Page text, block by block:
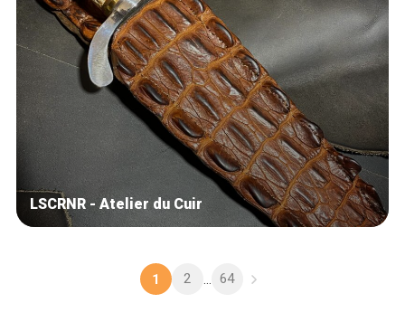
LSCRNR - Atelier du Cuir
1 2 ... 64